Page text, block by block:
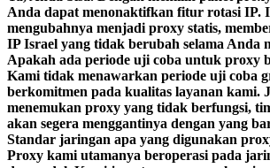
Anda dapat menonaktifkan fitur rotasi IP.
mengubahnya menjadi proxy statis,
IP Israel yang tidak berubah selama Anda
Apakah ada periode uji coba untuk proxy
Kami tidak menawarkan periode uji coba
berkomitmen pada kualitas layanan kami.
menemukan proxy yang tidak berfungsi,
akan segera menggantinya dengan yang
Standar jaringan apa yang digunakan
Proxy kami utamanya beroperasi pada